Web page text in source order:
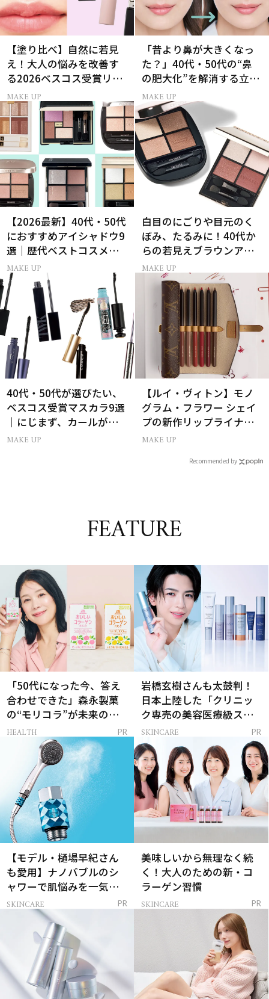
【塗り比べ】自然に若見
え！大人の悩みを改善す
る2026ベスコス受賞リッ
プTOP3
MAKE UP
「昔より鼻が大きくなっ
た？」40代・50代の“鼻
の肥大化”を解消する立体
小鼻メイク
MAKE UP
【2026最新】40代・50代
におすすめアイシャドウ9
選｜歴代ベストコスメ受
賞まとめ
MAKE UP
白目のにごりや目元のく
ぼみ、たるみに！40代か
らの若見えブラウンアイ
シャドウ術
MAKE UP
40代・50代が選びたい、
ベスコス受賞マスカラ9選
｜にじまず、カールが続
く名品
MAKE UP
【ルイ・ヴィトン】モノ
グラム・フラワー シェイ
プの新作リップライナー
｢LV クレヨン｣が誕生！
MAKE UP
Recommended by
FEATURE
「50代になった今、答え
合わせできた」森永製菓
の“モリコラ”が未来のキ
レイを連れてくる！
HEALTH PR
岩橋玄樹さんも太鼓判！
日本上陸した「クリニッ
ク専売の美容医療級スキ
ンケア」
SKINCARE PR
【モデル・樋場早紀さん
も愛用】ナノバブルのシ
ャワーで肌悩みを一気に
解決
SKINCARE PR
美味しいから無理なく続
く！大人のための新・コ
ラーゲン習慣
SKINCARE PR